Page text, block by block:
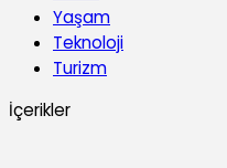
Yaşam
Teknoloji
Turizm
İçerikler